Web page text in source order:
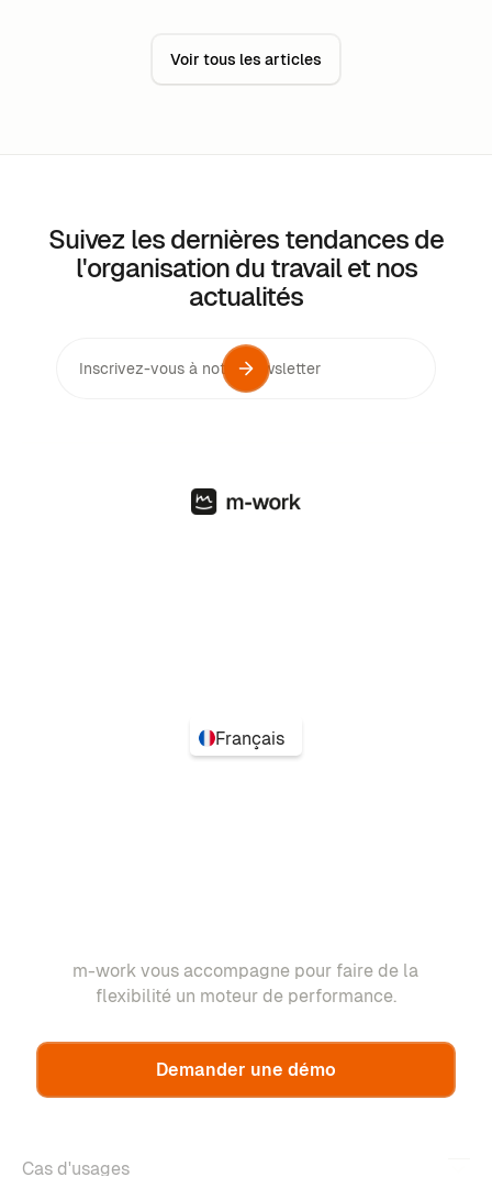
opérationnelles grâce à des outils modernes et des
stratégies éprouvées. Plongez dans ce guide et
la différence !
Voir tous les articles
Suivez les dernières tendances de
l'organisation du travail et nos
actualités
Français
m-work vous accompagne pour faire de la
flexibilité un moteur de performance.
Demander une démo
Cas d'usages